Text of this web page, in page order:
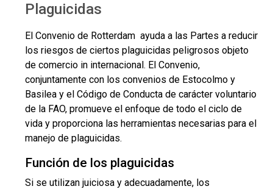
Plaguicidas
El Convenio de Rotterdam ayuda a las Partes a reducir
los riesgos de ciertos plaguicidas peligrosos objeto
de comercio in internacional. El Convenio,
conjuntamente con los convenios de Estocolmo y
Basilea y el Código de Conducta de carácter voluntario
de la FAO, promueve el enfoque de todo el ciclo de
vida y proporciona las herramientas necesarias para el
manejo de plaguicidas.
Función de los plaguicidas
Si se utilizan juiciosa y adecuadamente, los